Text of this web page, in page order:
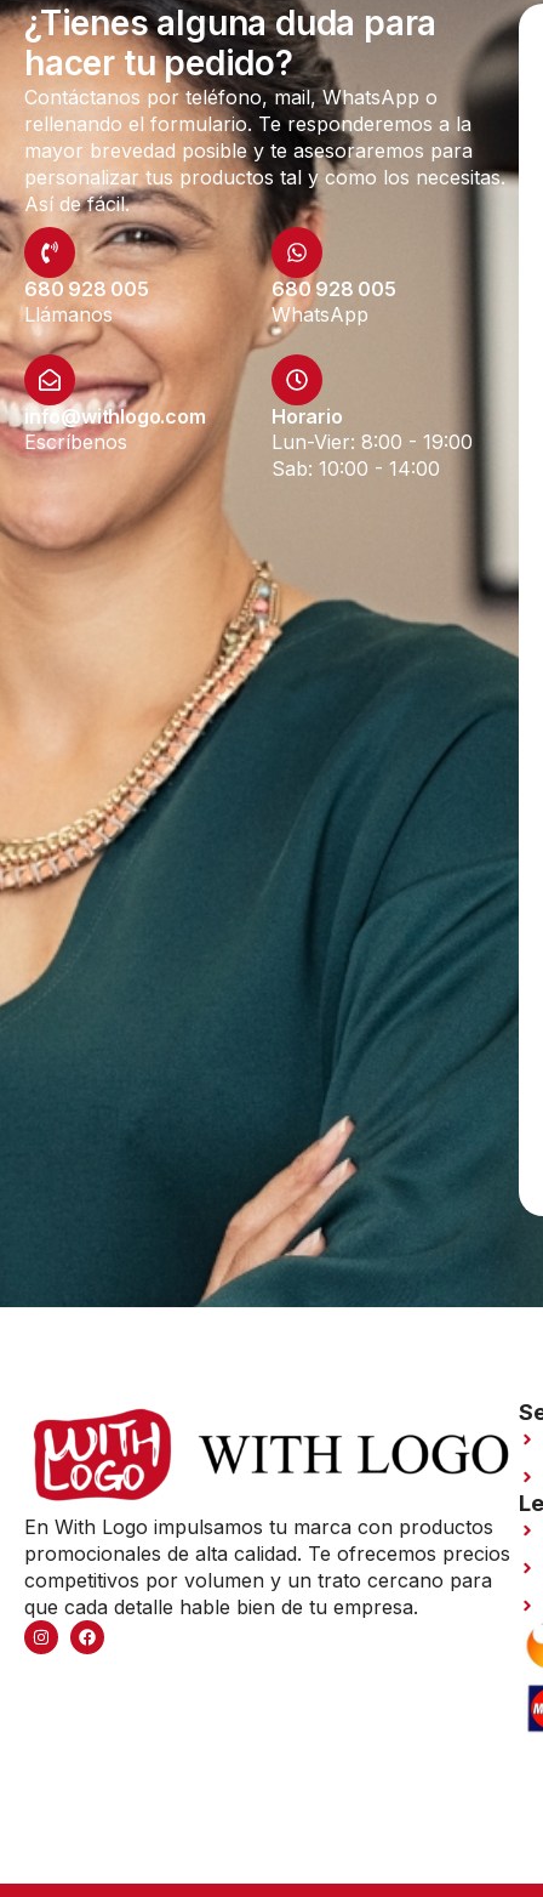
¿Tienes alguna duda para
hacer tu pedido?
Contáctanos por teléfono, mail, WhatsApp o
rellenando el formulario. Te responderemos a la
mayor brevedad posible y te asesoraremos para
personalizar tus productos tal y como los necesitas.
Así de fácil.
680 928 005
Llámanos
680 928 005
WhatsApp
info@withlogo.com
Escríbenos
Horario
Lun-Vier: 8:00 - 19:00
Sab: 10:00 - 14:00
En With Logo impulsamos tu marca con productos
promocionales de alta calidad. Te ofrecemos precios
competitivos por volumen y un trato cercano para
que cada detalle hable bien de tu empresa.